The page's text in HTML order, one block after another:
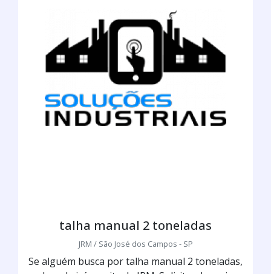
talha manual 2 toneladas
JRM / São José dos Campos - SP
Se alguém busca por talha manual 2 toneladas,